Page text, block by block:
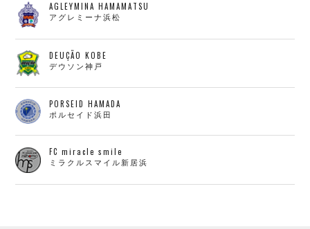
AGLEYMINA HAMAMATSU
アグレミーナ浜松
DEUÇÃO KOBE
デウソン神戸
PORSEID HAMADA
ポルセイド浜田
FC miracle smile
ミラクルスマイル新居浜